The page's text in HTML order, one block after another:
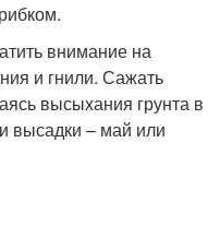
внимание на
и гнили. Сажать
высыхания грунта в
высадки – май или